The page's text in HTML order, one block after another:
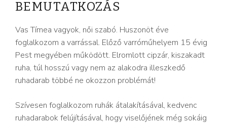
BEMUTATKOZÁS
Vas Tímea vagyok, női szabó. Huszonöt éve
foglalkozom a varrással. Előző varróműhelyem 15 évig
Pest megyében működött. Elromlott cipzár, kiszakadt
ruha, túl hosszú vagy nem az alakodra illeszkedő
ruhadarab többé ne okozzon problémát!
Szívesen foglalkozom ruhák átalakításával, kedvenc
ruhadarabok felújításával, hogy viselőjének még sokáig